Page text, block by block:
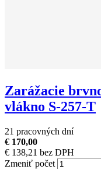
Zarážacie
vlákno S-257-T
21 pracovných dní
€ 170,00
€ 138,21 bez DPH
Zmeniť počet